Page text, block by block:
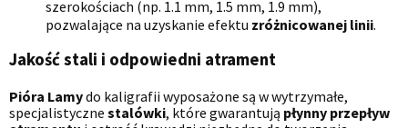
szerokościach (np. 1.1 mm, 1.5 mm, 1.9 mm),
pozwalające na uzyskanie efektu zróżnicowanej linii.
Jakość stali i odpowiedni atrament
Pióra Lamydo kaligrafii wyposażone są w wytrzymałe,
specjalistyczne stalówki, które gwarantują płynny przepływ